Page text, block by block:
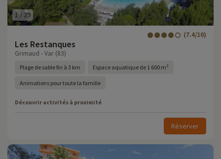
1 / 29
Les Restanques
(7.4/10)
Grimaud - Var (83)
Plage de sable fin à 3 km Espace aquatique de 1 600 m²
Animations pour toute la famille
Découvrir activités à proximité
Réserver